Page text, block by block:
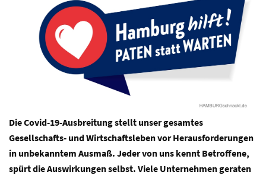
Die Covid-19-Ausbreitung stellt unser gesamtes
Gesellschafts- und Wirtschaftsleben vor Herausforderungen
in unbekanntem Ausmaß. Jeder von uns kennt Betroffene,
spürt die Auswirkungen selbst. Viele Unternehmen geraten